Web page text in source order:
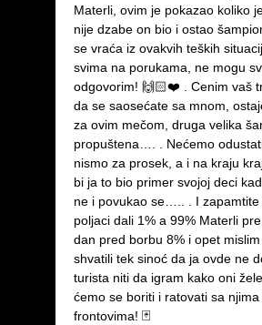
Materli, ovim je pokazao koliko
nije dzabe on bio i ostao
se vraća iz ovakvih teških
svima na porukama, ne mogu
odgovorim! 🙌🏻❤️ . Cenim vaš
da se saosećate sa mnom,
za ovim mečom, druga velika
propuštena…. . Nećemo
nismo za prosek, a i na kraju
bi ja to bio primer svojoj deci
ne i povukao se….. . I zapamtite
poljaci dali 1% a 99% Materli
dan pred borbu 8% i opet
shvatili tek sinoć da ja ovde ne
turista niti da igram kako oni
ćemo se boriti i ratovati sa njima
frontovima! 🃏